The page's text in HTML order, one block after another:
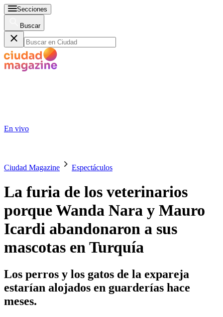
Secciones
Buscar
En vivo
Ciudad Magazine Espectáculos
La furia de los veterinarios
porque Wanda Nara y Mauro
Icardi abandonaron a sus
mascotas en Turquía
Los perros y los gatos de la expareja
estarían alojados en guarderías hace
meses.